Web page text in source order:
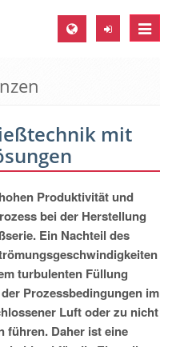
Toggle
mit
Produktivität und
bei der Herstellung
Ein Nachteil des
turbulenten Füllung
Prozessbedingungen im
Luft oder zu nicht
führen. Daher ist eine